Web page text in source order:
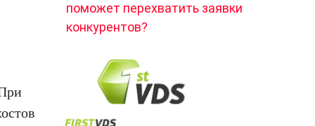
поможет перехватить заявки
конкурентов?